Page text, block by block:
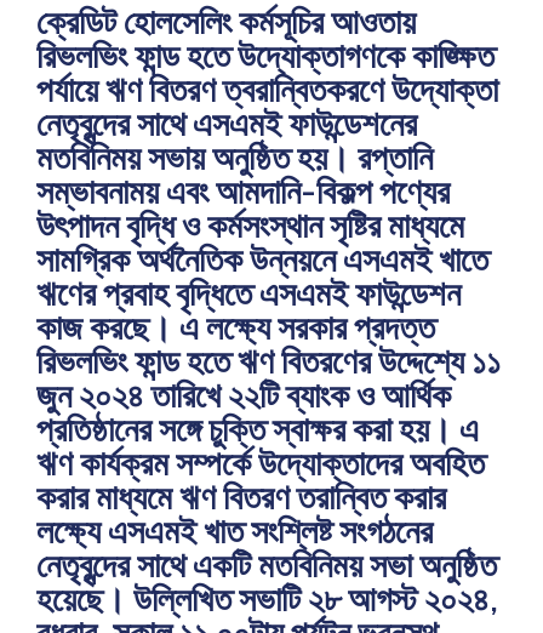
ক্রেডিট হোলসেলিং কর্মসূচির আওতায়
রিভলভিং ফান্ড হতে উদ্যোক্তাগণকে কাঙ্ক্ষিত
পর্যায়ে ঋণ বিতরণ ত্বরান্বিতকরণে উদ্যোক্তা
নেতৃবৃন্দের সাথে এসএমই ফাউন্ডেশনের
মতবিনিময় সভায় অনুষ্ঠিত হয়। রপ্তানি
সম্ভাবনাময় এবং আমদানি-বিকল্প পণ্যের
উৎপাদন বৃদ্ধি ও কর্মসংস্থান সৃষ্টির মাধ্যমে
সামগ্রিক অর্থনৈতিক উন্নয়নে এসএমই খাতে
ঋণের প্রবাহ বৃদ্ধিতে এসএমই ফাউন্ডেশন
কাজ করছে। এ লক্ষ্যে সরকার প্রদত্ত
রিভলভিং ফান্ড হতে ঋণ বিতরণের উদ্দেশ্যে ১১
জুন ২০২৪ তারিখে ২২টি ব্যাংক ও আর্থিক
প্রতিষ্ঠানের সঙ্গে চুক্তি স্বাক্ষর করা হয়। এ
ঋণ কার্যক্রম সম্পর্কে উদ্যোক্তাদের অবহিত
করার মাধ্যমে ঋণ বিতরণ তরান্বিত করার
লক্ষ্যে এসএমই খাত সংশ্লিষ্ট সংগঠনের
নেতৃবৃন্দের সাথে একটি মতবিনিময় সভা অনুষ্ঠিত
হয়েছে। উল্লিখিত সভাটি ২৮ আগস্ট ২০২৪,